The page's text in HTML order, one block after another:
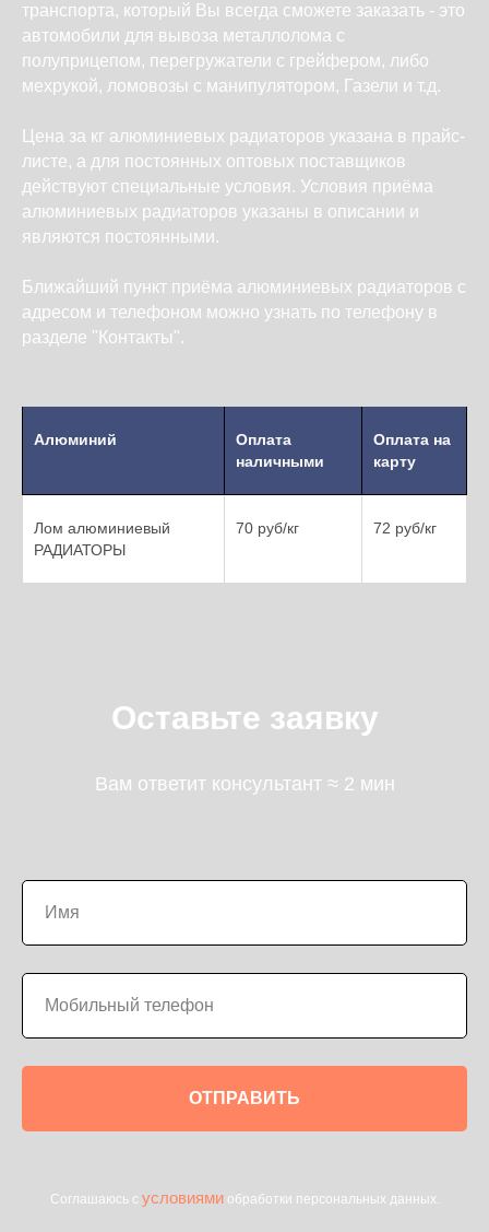
транспорта, который Вы всегда сможете заказать - это
автомобили для вывоза металлолома с
полуприцепом, перегружатели с грейфером, либо
мехрукой, ломовозы с манипулятором, Газели и т.д.
Цена за кг алюминиевых радиаторов указана в прайс-
листе, а для постоянных оптовых поставщиков
действуют специальные условия. Условия приёма
алюминиевых радиаторов указаны в описании и
являются постоянными.
Ближайший пункт приёма алюминиевых радиаторов с
адресом и телефоном можно узнать по телефону в
разделе "Контакты".
Алюминий
Оплата
наличными
Оплата на
карту
Лом алюминиевый
РАДИАТОРЫ
70 руб/кг 72 руб/кг
Оставьте заявку
Вам ответит консультант ≈ 2 мин
ОТПРАВИТЬ
Соглашаюсь с условиями обработки персональных данных.